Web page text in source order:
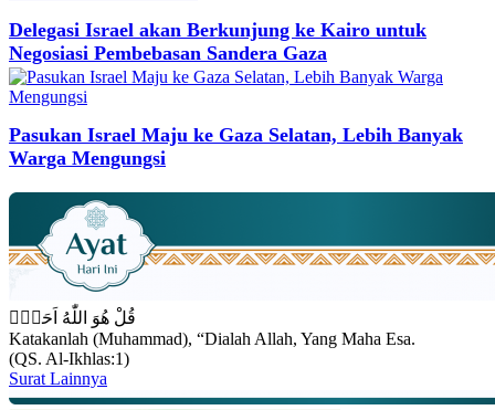
Delegasi Israel akan Berkunjung ke Kairo untuk
Negosiasi Pembebasan Sandera Gaza
Pasukan Israel Maju ke Gaza Selatan, Lebih Banyak
Warga Mengungsi
قُلْ هُوَ اللّٰهُ اَحَدٌۚ
Katakanlah (Muhammad), “Dialah Allah, Yang Maha Esa.
(QS. Al-Ikhlas:1)
Surat Lainnya